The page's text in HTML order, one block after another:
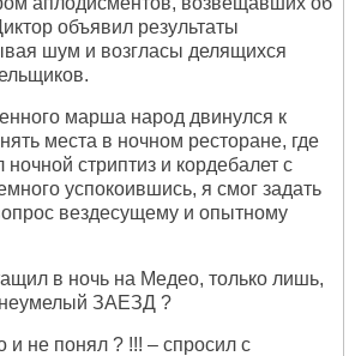
объявил результаты
шум и возгласы делящихся
марша народ двинулся к
места в ночном ресторане, где
стриптиз и кордебалет с
успокоившись, я смог задать
вездесущему и опытному
в ночь на Медео, только лишь,
неумелый ЗАЕЗД ?
и не понял ? !!! – спросил с